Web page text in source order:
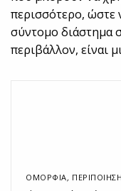
περισσότερο, ώστε
σύντομο διάστημα
περιβάλλον, είναι
ΟΜΟΡΦΙΑ, ΠΕΡΙΠΟΊΗΣΗ